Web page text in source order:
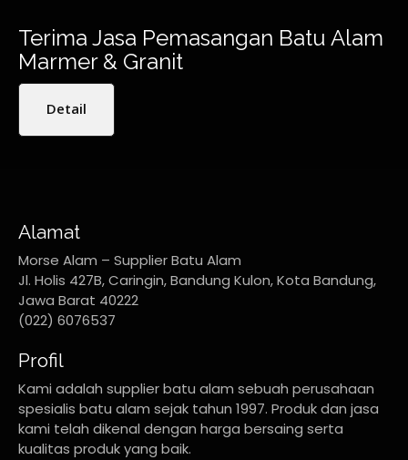
Terima Jasa Pemasangan Batu Alam
Marmer & Granit
Detail
Alamat
Morse Alam – Supplier Batu Alam
Jl. Holis 427B, Caringin, Bandung Kulon, Kota Bandung,
Jawa Barat 40222
(022) 6076537
Profil
Kami adalah supplier batu alam sebuah perusahaan
spesialis batu alam sejak tahun 1997. Produk dan jasa
kami telah dikenal dengan harga bersaing serta
kualitas produk yang baik.